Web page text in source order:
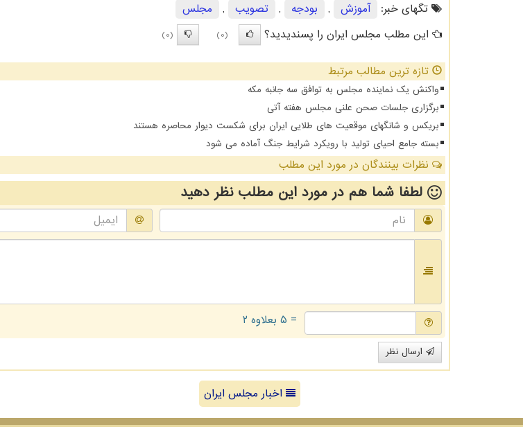
تگهای خبر:
آموزش , بودجه , تصویب ,
مجلس
این مطلب مجلس ایران را پسندیدید؟
(0)
(0)
تازه ترین مطالب مرتبط
واکنش یک نماینده مجلس به توافق سه جانبه مکه
برگزاری جلسات صحن علنی مجلس هفته آتی
بریکس و شانگهای موقعیت های طلایی ایران برای شکست دیوار محاصره هستند
بسته جامع احیای تولید با رویکرد شرایط جنگ آماده می شود
نظرات بینندگان در مورد این مطلب
لطفا شما هم در مورد این مطلب نظر دهید
= ۵ بعلاوه ۲
ارسال نظر
اخبار مجلس ایران